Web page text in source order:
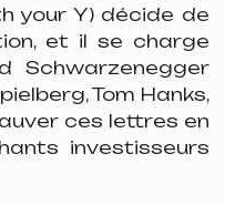
your Y) décide de
et il se charge
Schwarzenegger
Tom Hanks,
ces lettres en
investisseurs